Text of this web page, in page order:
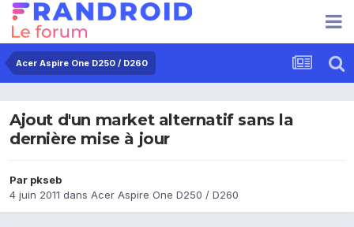
Acer Aspire One D250 / D260
Ajout d'un market alternatif sans la
dernière mise à jour
Par pkseb
4 juin 2011 dans Acer Aspire One D250 / D260